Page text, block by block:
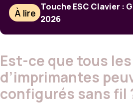
À lire
Touche ESC Clavier :
2026
Est-ce que tous
d’imprimantes
configurés sans fil